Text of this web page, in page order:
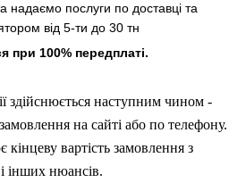
надаємо послуги по доставці та
від 5-ти до 30 тн
при 100% передплаті.
здійснюється наступним чином -
на сайті або по телефону.
вартість замовлення з
інших нюансів.